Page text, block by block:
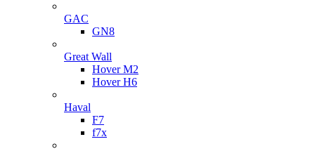
GAC
GN8
Great Wall
Hover M2
Hover H6
Haval
F7
f7x